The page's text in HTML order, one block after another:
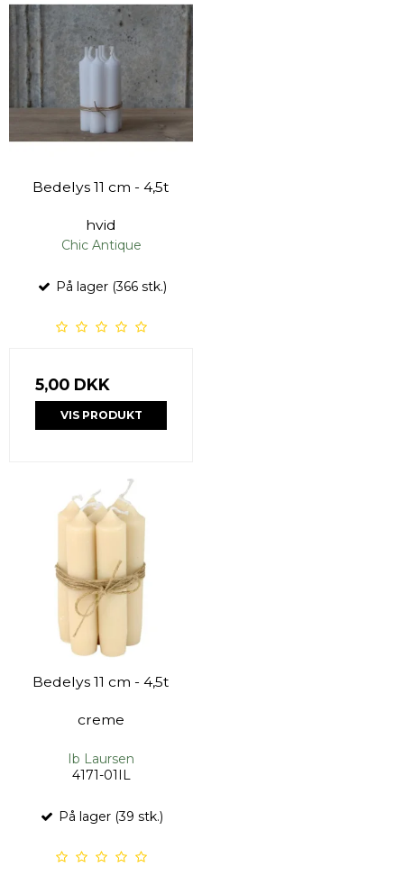
Bedelys 11 cm - 4,5t
hvid
Chic Antique
På lager (366 stk.)
5,00 DKK
VIS PRODUKT
Bedelys 11 cm - 4,5t
creme
Ib Laursen
4171-01IL
På lager (39 stk.)